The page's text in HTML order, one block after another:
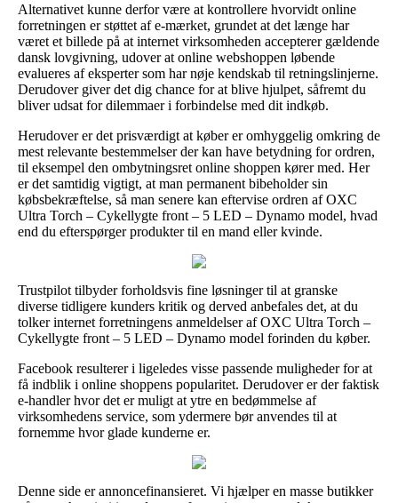
Alternativet kunne derfor være at kontrollere hvorvidt online
forretningen er støttet af e-mærket, grundet at det længe har
været et billede på at internet virksomheden accepterer gældende
dansk lovgivning, udover at online webshoppen løbende
evalueres af eksperter som har nøje kendskab til retningslinjerne.
Derudover giver det dig chance for at blive hjulpet, såfremt du
bliver udsat for dilemmaer i forbindelse med dit indkøb.
Herudover er det prisværdigt at køber er omhyggelig omkring de
mest relevante bestemmelser der kan have betydning for ordren,
til eksempel den ombytningsret online shoppen kører med. Her
er det samtidig vigtigt, at man permanent bibeholder sin
købsbekræftelse, så man senere kan eftervise ordren af OXC
Ultra Torch – Cykellygte front – 5 LED – Dynamo model, hvad
end du efterspørger produkter til en mand eller kvinde.
Trustpilot tilbyder forholdsvis fine løsninger til at granske
diverse tidligere kunders kritik og derved anbefales det, at du
tolker internet forretningens anmeldelser af OXC Ultra Torch –
Cykellygte front – 5 LED – Dynamo model forinden du køber.
Facebook resulterer i ligeledes visse passende muligheder for at
få indblik i online shoppens popularitet. Derudover er der faktisk
e-handler hvor det er muligt at ytre en bedømmelse af
virksomhedens service, som ydermere bør anvendes til at
fornemme hvor glade kunderne er.
Denne side er annoncefinansieret. Vi hjælper en masse butikker